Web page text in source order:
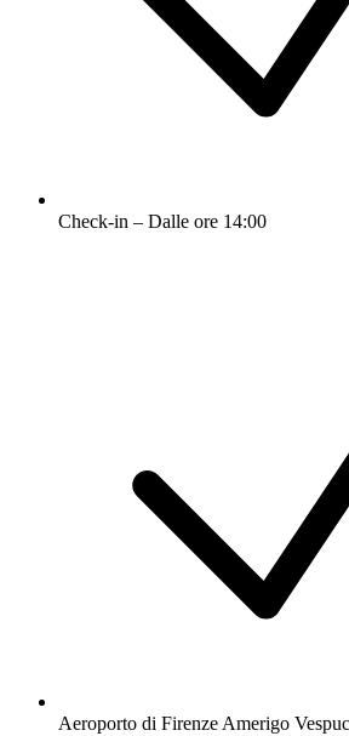
Check-in – Dalle ore 14:00
Aeroporto di Firenze Amerigo